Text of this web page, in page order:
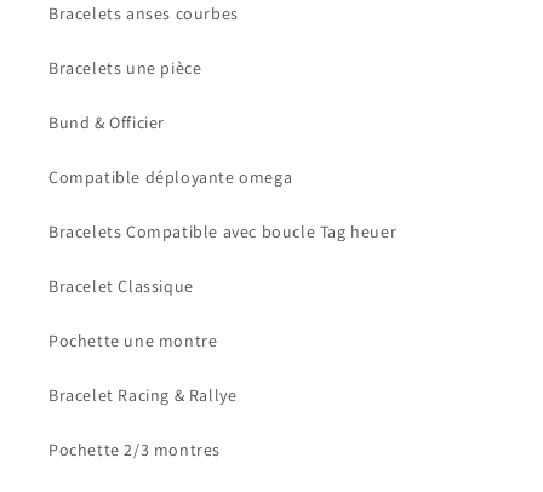
Bracelets anses courbes
Bracelets une pièce
Bund & Officier
Compatible déployante omega
Bracelets Compatible avec boucle Tag heuer
Bracelet Classique
Pochette une montre
Bracelet Racing & Rallye
Pochette 2/3 montres